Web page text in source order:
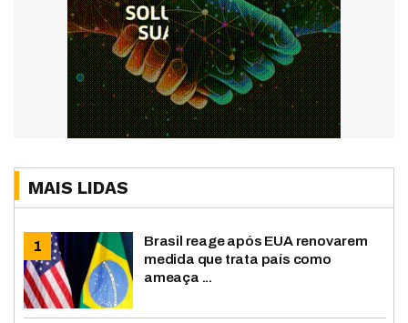
MAIS LIDAS
Brasil reage após EUA renovarem
medida que trata país como
ameaça ...